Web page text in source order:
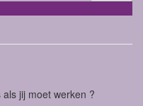
jij moet werken ?